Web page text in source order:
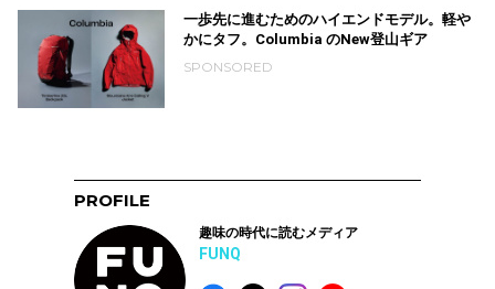
一歩先に進むためのハイエンドモデル。軽や
かにタフ。Columbia のNew登山ギア
SPONSORED
PROFILE
趣味の時代に読むメディア
FUNQ